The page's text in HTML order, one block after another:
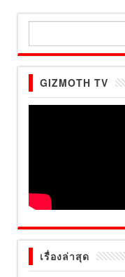
GIZMOTH TV
เรื่องล่าสุด